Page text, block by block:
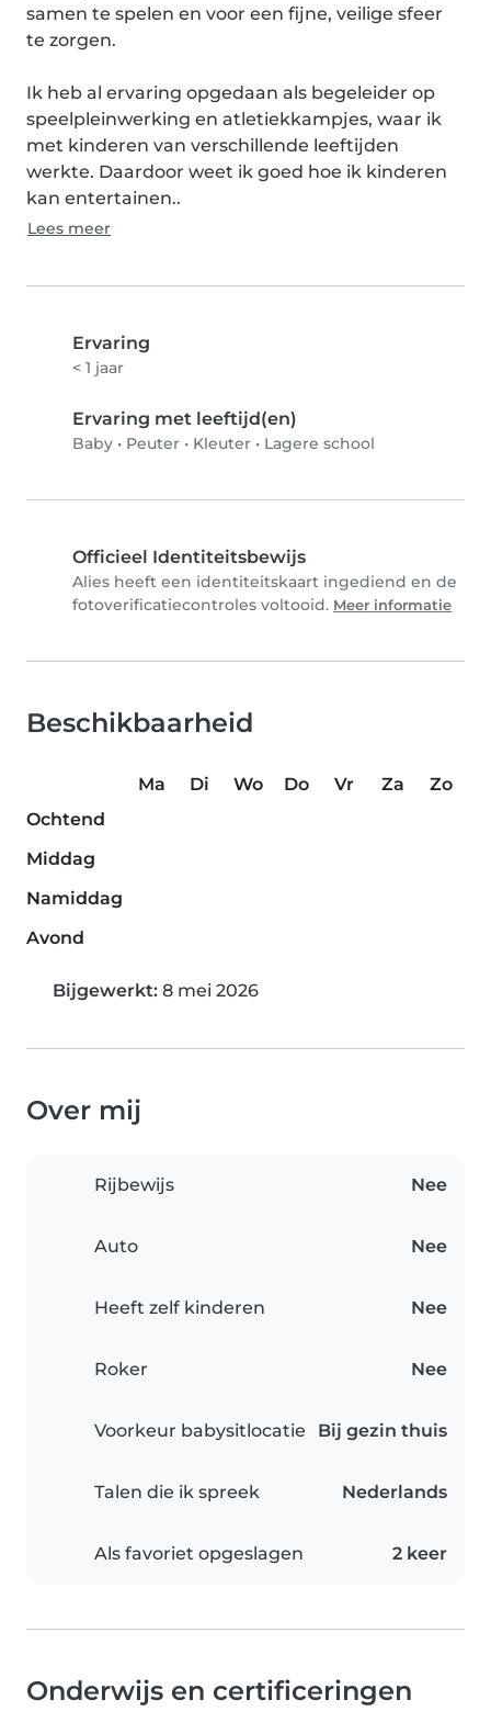
samen te spelen en voor een fijne, veilige sfeer
te zorgen.
Ik heb al ervaring opgedaan als begeleider op
speelpleinwerking en atletiekkampjes, waar ik
met kinderen van verschillende leeftijden
werkte. Daardoor weet ik goed hoe ik kinderen
kan entertainen..
Lees meer
Ervaring
< 1 jaar
Ervaring met leeftijd(en)
Baby • Peuter • Kleuter • Lagere school
Officieel Identiteitsbewijs
Alies heeft een identiteitskaart ingediend en de
fotoverificatiecontroles voltooid. Meer informatie
Beschikbaarheid
Ma Di Wo Do Vr Za
Zo
Ochtend
Middag
Namiddag
Avond
Bijgewerkt: 8 mei 2026
Over mij
Rijbewijs Nee
Auto Nee
Heeft zelf kinderen Nee
Roker Nee
Voorkeur babysitlocatie Bij gezin thuis
Talen die ik spreek Nederlands
Als favoriet opgeslagen 2 keer
Onderwijs en certificeringen